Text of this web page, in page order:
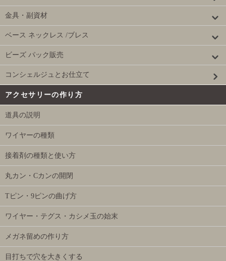
金具・副資材
ベース ネックレス /ブレス
ビーズ パック販売
コンシェルジュとお仕立て
アクセサリーの作り方
道具の説明
ワイヤーの種類
接着剤の種類と使い方
丸カン・Cカンの開閉
Tピン・9ピンの曲げ方
ワイヤー・テグス・カシメ玉の始末
メガネ留めの作り方
目打ちで穴を大きくする